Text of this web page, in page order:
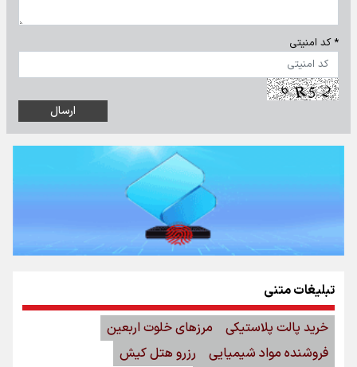
* کد امنیتی
تبلیغات متنی
خرید پالت پلاستیکی
مرزهای خلوت اربعین
فروشنده مواد شیمیایی
رزرو هتل کیش